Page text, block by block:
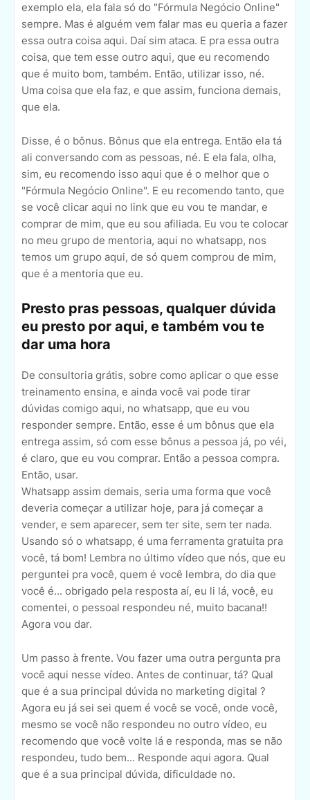
exemplo ela, ela fala só do "Fórmula Negócio Online"
sempre. Mas é alguém vem falar mas eu queria a fazer
essa outra coisa aqui. Daí sim ataca. E pra essa outra
coisa, que tem esse outro aqui, que eu recomendo
que é muito bom, também. Então, utilizar isso, né.
Uma coisa que ela faz, e que assim, funciona demais,
que ela.
Disse, é o bônus. Bônus que ela entrega. Então ela tá
ali conversando com as pessoas, né. E ela fala, olha,
sim, eu recomendo isso aqui que é o melhor que o
"Fórmula Negócio Online". E eu recomendo tanto, que
se você clicar aqui no link que eu vou te mandar, e
comprar de mim, que eu sou afiliada. Eu vou te colocar
no meu grupo de mentoria, aqui no whatsapp, nos
temos um grupo aqui, de só quem comprou de mim,
que é a mentoria que eu.
Presto pras pessoas, qualquer dúvida
eu presto por aqui, e também vou te
dar uma hora
De consultoria grátis, sobre como aplicar o que esse
treinamento ensina, e ainda você vai pode tirar
dúvidas comigo aqui, no whatsapp, que eu vou
responder sempre. Então, esse é um bônus que ela
entrega assim, só com esse bônus a pessoa já, po véi,
é claro, que eu vou comprar. Então a pessoa compra.
Então, usar.
Whatsapp assim demais, seria uma forma que você
deveria começar a utilizar hoje, para já começar a
vender, e sem aparecer, sem ter site, sem ter nada.
Usando só o whatsapp, é uma ferramenta gratuita pra
você, tá bom! Lembra no último vídeo que nós, que eu
perguntei pra você, quem é você lembra, do dia que
você é... obrigado pela resposta aí, eu li lá, você, eu
comentei, o pessoal respondeu né, muito bacana!!
Agora vou dar.
Um passo à frente. Vou fazer uma outra pergunta pra
você aqui nesse vídeo. Antes de continuar, tá? Qual
que é a sua principal dúvida no marketing digital ?
Agora eu já sei sei quem é você se você, onde você,
mesmo se você não respondeu no outro vídeo, eu
recomendo que você volte lá e responda, mas se não
respondeu, tudo bem... Responde aqui agora. Qual
que é a sua principal dúvida, dificuldade no.